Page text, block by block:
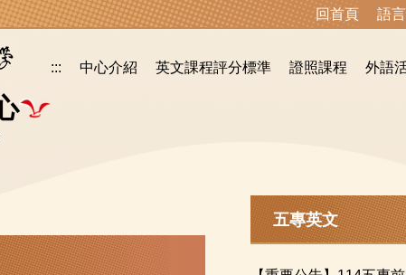
回首頁 語
::: 中心介紹 英文課程評分標準 證照課程 外語
五專英文